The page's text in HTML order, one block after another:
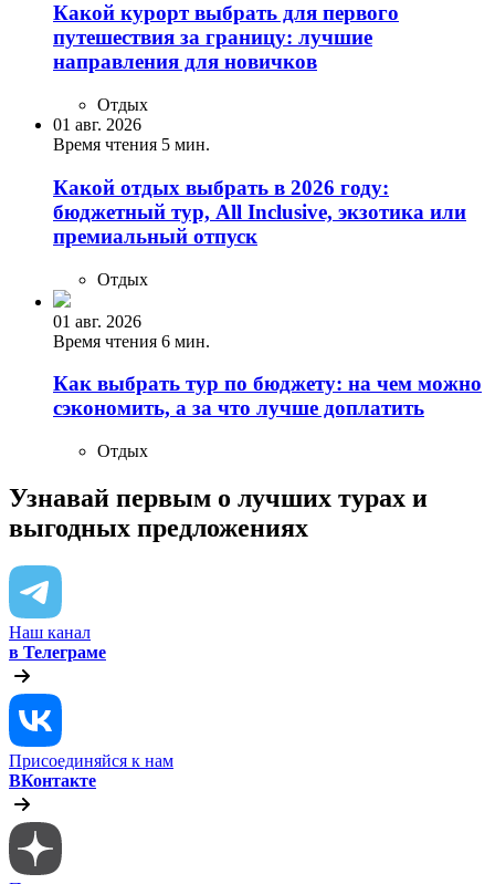
Какой курорт выбрать для первого
путешествия за границу: лучшие
направления для новичков
Отдых
01 авг. 2026
Время чтения 5 мин.
Какой отдых выбрать в 2026 году:
бюджетный тур, All Inclusive, экзотика или
премиальный отпуск
Отдых
01 авг. 2026
Время чтения 6 мин.
Как выбрать тур по бюджету: на чем можно
сэкономить, а за что лучше доплатить
Отдых
Узнавай первым о лучших турах и
выгодных предложениях
Наш канал
в Телеграме
Присоединяйся к нам
ВКонтакте